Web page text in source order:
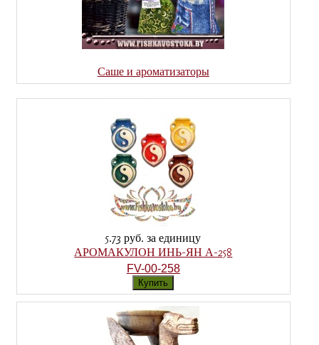
Саше и ароматизаторы
5.73 руб. за единицу
АРОМАКУЛОН ИНЬ-ЯН А-258
FV-00-258